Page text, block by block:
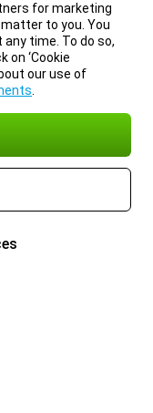
for marketing
to you. You
time. To do so,
‘Cookie
our use of